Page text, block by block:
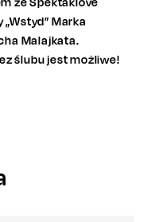
Marka
Malajkata.
ślubu jest możliwe!